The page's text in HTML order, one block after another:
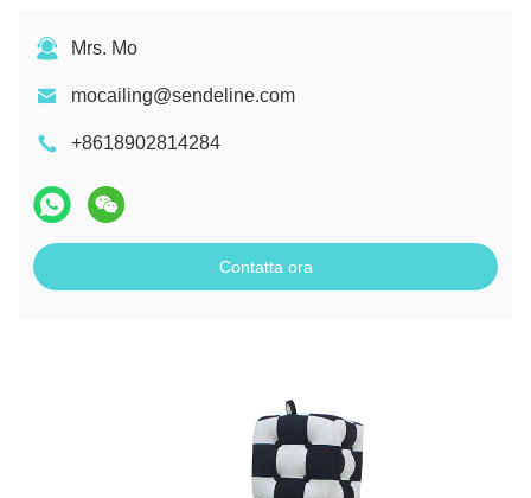
Mrs. Mo
mocailing@sendeline.com
+8618902814284
Contatta ora